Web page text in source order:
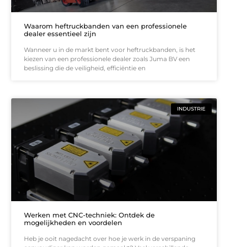
Waarom heftruckbanden van een professionele
dealer essentieel zijn
Wanneer u in de markt bent voor heftruckbanden, is het
kiezen van een professionele dealer zoals Juma BV een
beslissing die de veiligheid, efficiëntie en
INDUSTRIE
Werken met CNC-techniek: Ontdek de
mogelijkheden en voordelen
Heb je ooit nagedacht over hoe je werk in de verspaning